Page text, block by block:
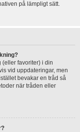
på lämpligt sätt.
(eller favoriter) i din
vid uppdateringar, men
bevakar en tråd så
när tråden eller